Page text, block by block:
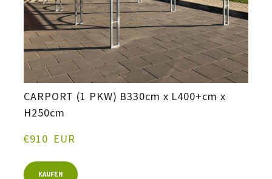
CARPORT (1 PKW) B330cm x L400+cm x
H250cm
€910  EUR
KAUFEN